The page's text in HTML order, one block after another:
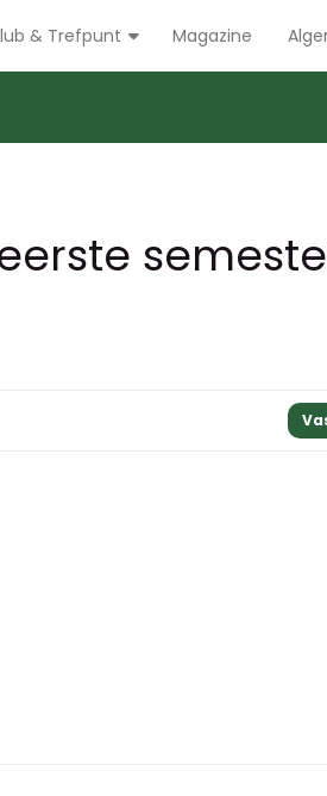
& Trefpunt Magazine